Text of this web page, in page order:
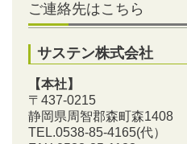
ご連絡先はこちら
サステン株式会社
【本社】
〒437-0215
静岡県周智郡森町森1408
TEL.0538-85-4165(代）